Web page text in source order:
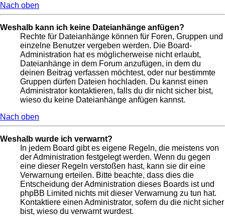
Nach oben
Weshalb kann ich keine Dateianhänge anfügen?
Rechte für Dateianhänge können für Foren, Gruppen und
einzelne Benutzer vergeben werden. Die Board-
Administration hat es möglicherweise nicht erlaubt,
Dateianhänge in dem Forum anzufügen, in dem du
deinen Beitrag verfassen möchtest, oder nur bestimmte
Gruppen dürfen Dateien hochladen. Du kannst einen
Administrator kontaktieren, falls du dir nicht sicher bist,
wieso du keine Dateianhänge anfügen kannst.
Nach oben
Weshalb wurde ich verwarnt?
In jedem Board gibt es eigene Regeln, die meistens von
der Administration festgelegt werden. Wenn du gegen
eine dieser Regeln verstoßen hast, kann sie dir eine
Verwarnung erteilen. Bitte beachte, dass dies die
Entscheidung der Administration dieses Boards ist und
phpBB Limited nichts mit dieser Verwarnung zu tun hat.
Kontaktiere einen Administrator, sofern du die nicht sicher
bist, wieso du verwarnt wurdest.